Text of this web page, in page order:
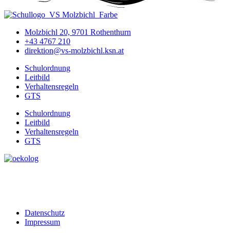
Molzbichl 20, 9701 Rothenthurn
+43 4767 210
direktion@vs-molzbichl.ksn.at
Schulordnung
Leitbild
Verhaltensregeln
GTS
Schulordnung
Leitbild
Verhaltensregeln
GTS
Datenschutz
Impressum